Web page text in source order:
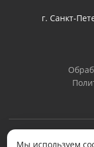
г. Санкт-
2026 ©
Мы используем